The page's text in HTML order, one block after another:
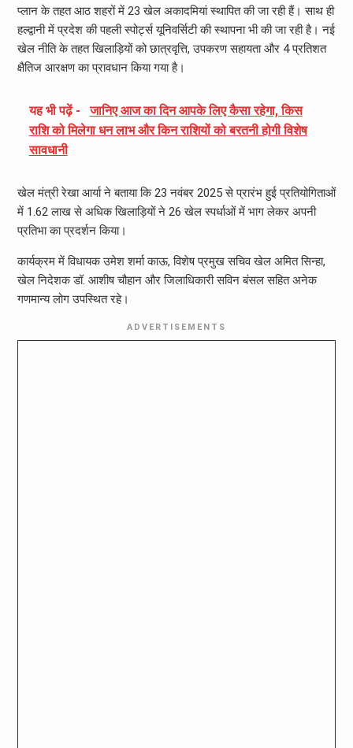
प्लान के तहत आठ शहरों में 23 खेल अकादमियां स्थापित की जा रही हैं। साथ ही
हल्द्वानी में प्रदेश की पहली स्पोर्ट्स यूनिवर्सिटी की स्थापना भी की जा रही है। नई
खेल नीति के तहत खिलाड़ियों को छात्रवृत्ति, उपकरण सहायता और 4 प्रतिशत
क्षैतिज आरक्षण का प्रावधान किया गया है।
यह भी पढ़ें -
जानिए आज का दिन आपके लिए कैसा रहेगा, किस
राशि को मिलेगा धन लाभ और किन राशियों को बरतनी होगी विशेष
सावधानी
खेल मंत्री रेखा आर्या ने बताया कि 23 नवंबर 2025 से प्रारंभ हुई प्रतियोगिताओं
में 1.62 लाख से अधिक खिलाड़ियों ने 26 खेल स्पर्धाओं में भाग लेकर अपनी
प्रतिभा का प्रदर्शन किया।
कार्यक्रम में विधायक उमेश शर्मा काऊ, विशेष प्रमुख सचिव खेल अमित सिन्हा,
खेल निदेशक डॉ. आशीष चौहान और जिलाधिकारी सविन बंसल सहित अनेक
गणमान्य लोग उपस्थित रहे।
ADVERTISEMENTS